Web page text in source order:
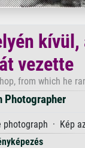
vezette
from which he
Photographer
· Kép